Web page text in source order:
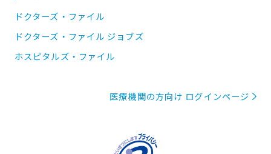
ドクターズ・ファイル
ドクターズ・ファイル ジョブズ
ホスピタルズ・ファイル
医療機関の方向け ログインページ